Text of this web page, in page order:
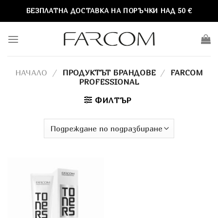
БЕЗПЛАТНА ДОСТАВКА НА ПОРЪЧКИ НАД 50 €
НАЧАЛО / ПРОДУКТЪТ БРАНДОВЕ /
FARCOM
PROFESSIONAL
ФИЛТЪР